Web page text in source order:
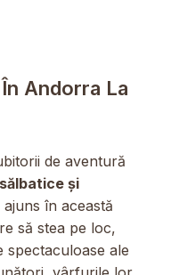
Andorra La
de aventură
și
ajuns în această
să stea pe loc,
spectaculoase ale